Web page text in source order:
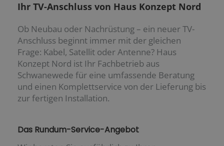
Ihr TV-Anschluss von Haus Konzept Nord
Ob Neubau oder Nachrüstung – ein neuer TV-
Anschluss beginnt immer mit der gleichen
Frage: Kabel, Satellit oder Antenne? Haus
Konzept Nord ist Ihr Fachbetrieb aus
Schwanewede für eine umfassende Beratung
und einen Komplettservice von der Lieferung bis
zur fertigen Installation.
Das Rundum-Service-Angebot